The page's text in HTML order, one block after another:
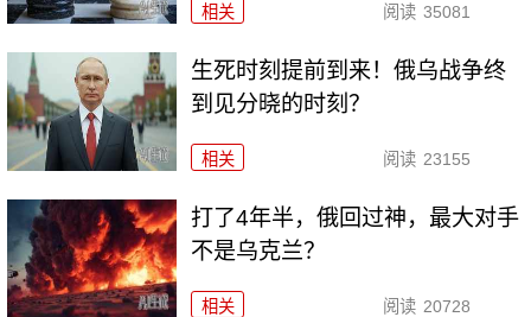
相关 阅读 35081
生死时刻提前到来！俄乌战争终
到见分晓的时刻？
相关 阅读 23155
打了4年半，俄回过神，最大对手
不是乌克兰？
相关 阅读 20728